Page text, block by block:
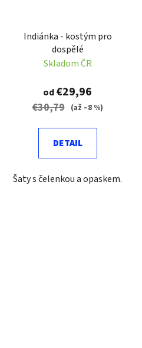
Indiánka - kostým pro
dospělé
Skladom ČR
od€29,96
€30,79 (až –8 %)
DETAIL
Šaty s čelenkou a opaskem.